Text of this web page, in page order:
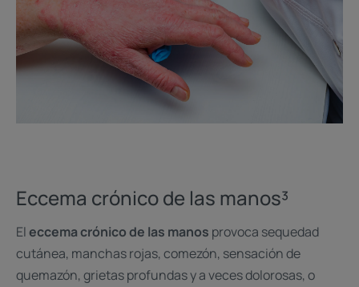
Eccema crónico de las manos³
Eleccema crónico de las manos provoca sequedad
cutánea, manchas rojas, comezón, sensación de
quemazón, grietas profundas y a veces dolorosas, o